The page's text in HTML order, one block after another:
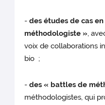
-des études de cas
méthodologiste »,
voix de collaborations
bio ;
-des « battles de
méthodologistes, qui